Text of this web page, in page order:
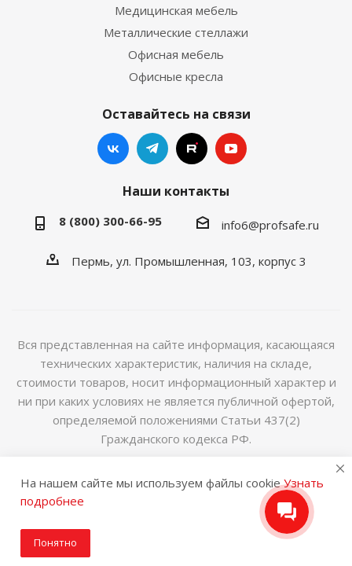
Медицинская мебель
Металлические стеллажи
Офисная мебель
Офисные кресла
Оставайтесь на связи
Наши контакты
8 (800) 300-66-95 info6@profsafe.ru
Пермь, ул. Промышленная, 103, корпус 3
Вся представленная на сайте информация, касающаяся
технических характеристик, наличия на складе,
стоимости товаров, носит информационный характер и
ни при каких условиях не является публичной офертой,
определяемой положениями Статьи 437(2)
Гражданского кодекса РФ.
2014-2026 © Интернет магазин сейфов и металлической
мебели
На нашем сайте мы используем файлы cookieУзнать
подробнее
Понятно